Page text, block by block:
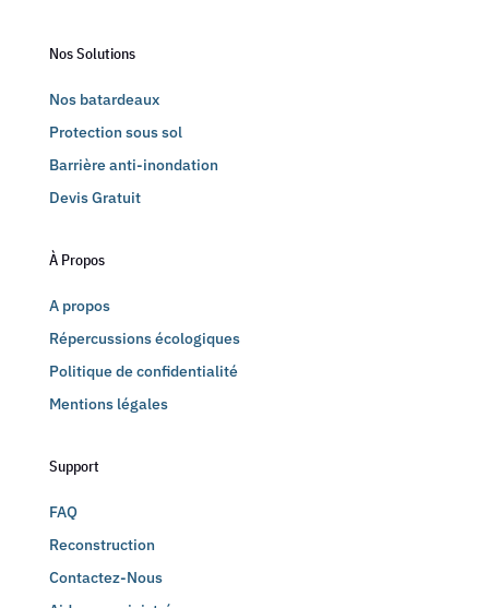
Nos Solutions
Nos batardeaux
Protection sous sol
Barrière anti-inondation
Devis Gratuit
À Propos
A propos
Répercussions écologiques
Politique de confidentialité
Mentions légales
Support
FAQ
Reconstruction
Contactez-Nous